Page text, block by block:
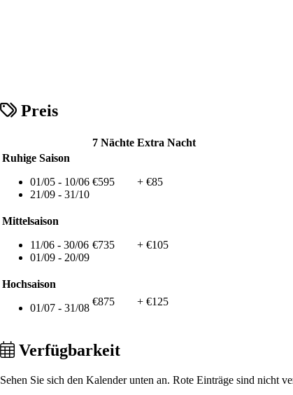
Preis
7 Nächte Extra Nacht
Ruhige Saison
01/05 - 10/06
21/09 - 31/10
€595 + €85
Mittelsaison
11/06 - 30/06
01/09 - 20/09
€735 + €105
Hochsaison
01/07 - 31/08
€875 + €125
Verfügbarkeit
Sehen Sie sich den Kalender unten an. Rote Einträge sind nicht